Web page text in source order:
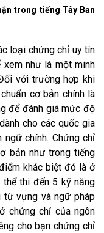
trong tiếng Tây Ban
loại chứng chỉ uy tín
như là một minh
với trường hợp khi
cơ bản chính là
để đánh giá mức độ
cho các quốc gia
chính. Chứng chỉ
bản như trong tiếng
khác biệt đó là ở
thi đến 5 kỹ năng
từ vựng và ngữ pháp
chứng chỉ của ngôn
cho bạn chứng chỉ